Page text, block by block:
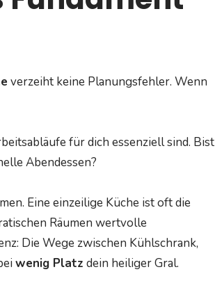
verzeiht keine Planungsfehler. Wenn
für dich essenziell sind. Bist
Abendessen?
Eine einzeilige Küche ist oft die
Räumen wertvolle
Die Wege zwischen Kühlschrank,
wenig Platz dein heiliger Gral.